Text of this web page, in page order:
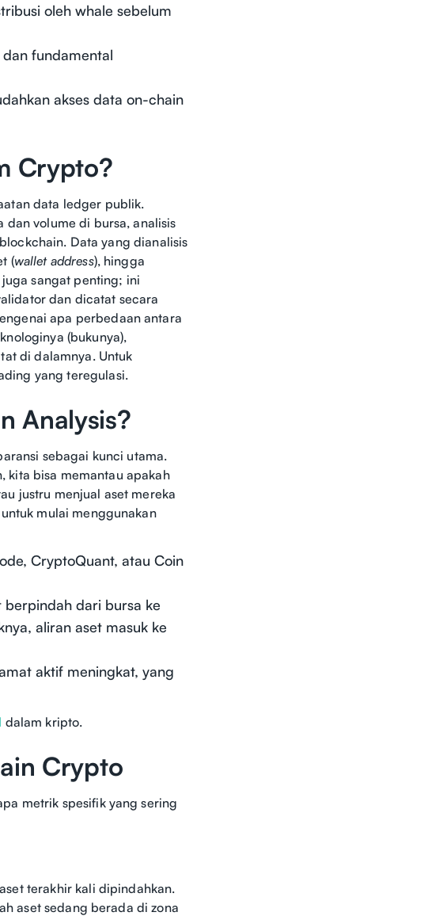
oleh whale sebelum
dan fundamental
akses data on-chain
Crypto?
data ledger publik.
dan volume di bursa, analisis
Data yang dianalisis
(wallet address), hingga
sangat penting; ini
dan dicatat secara
apa perbedaan antara
(bukunya),
di dalamnya. Untuk
yang teregulasi.
Analysis?
sebagai kunci utama.
kita bisa memantau apakah
justru menjual aset mereka
mulai menggunakan
CryptoQuant, atau Coin
berpindah dari bursa ke
aliran aset masuk ke
aktif meningkat, yang
dalam kripto.
Crypto
metrik spesifik yang sering
terakhir kali dipindahkan.
aset sedang berada di zona